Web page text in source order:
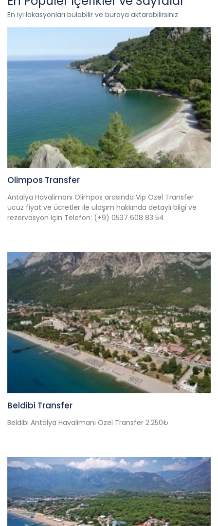
En iyi lokasyonları bulabilir ve buraya aktarabilirsiniz
Olimpos Transfer
Antalya Havalimanı Olimpos arasında Vip Özel Transfer
ucuz fiyat ve ücretler ile ulaşım hakkında detaylı bilgi ve
rezervasyon için Telefon: (+9) 0537 608 83 54
Beldibi Transfer
Beldibi Antalya Havalimanı Özel Transfer 2.250₺